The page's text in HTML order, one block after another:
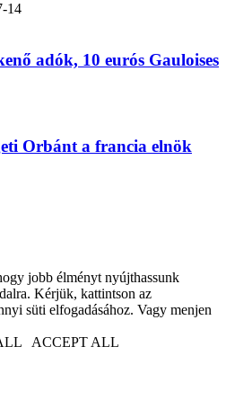
14
adók, 10 eurós Gauloises
Orbánt a francia elnök
jobb élményt nyújthassunk
Kérjük, kattintson az
süti elfogadásához. Vagy menjen
ACCEPT ALL